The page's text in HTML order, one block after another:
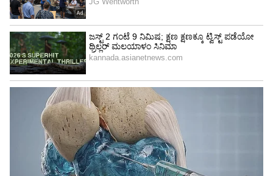
ವಿಭಿನ್ನ ಭಾಷೆಗಳು ಪ್ರೀತಿ ಪ್ರೇಮಕ್ಕೆ ಅಡ್ಡಿಯಾಗಬಾರದು.
ಇದರಲ್ಲಿ ಯುವಕನ ನಿಷ್ಠೆ, ಪ್ರೀತಿ ಎದ್ದು ಕಾಣುತ್ತದೆ. ಈ
ರೀತಿಯ ಚಿಕ್ಕ ಚಿಕ್ಕ ಪ್ರಯತ್ನಗಳು ನಿಜವಾದ ಪ್ರೇಮವನ್ನು ಎತ್ತಿ
ತೋರಿಸುತ್ತದೆ. ಅದೆಷ್ಟೋ ಜನರು ತಾವು ಕನ್ನಡ
ಮಾತನಾಡುವುದಿಲ್ಲ, ಕನ್ನಡ ಗೊತ್ತಿಲ್ಲ ಎಂದು ಹೇಳುತ್ತಿದ್ದರೆ ಈತ
ಪ್ರಾಮಾಣಿಕವಾಗಿ ತನ್ನ ಹುಡುಗಿಗಾಗಿ ಹಾಗೂ ಆಕೆಯ
ಮನೆಯವರಿಗೆ ಕನ್ನಡದಲ್ಲಿ ಮಾತನಾಡಿ ಸರ್ಪ್ರೈಸ್ ಕೊಡಲು
ಪ್ರಯತ್ನಿಸುತ್ತಿರುವುದು ನಿಜಕ್ಕೂ ಖುಷಿಯ ವಿಚಾರ.